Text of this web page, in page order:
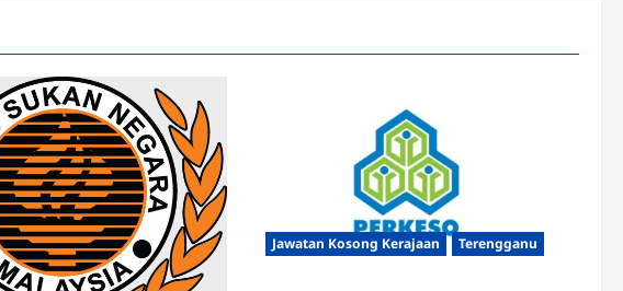
Jawatan Kosong Kerajaan Terengganu